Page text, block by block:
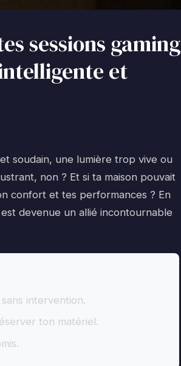
sessions gaming
et
soudain, une lumière trop vive ou
non ? Et si ta maison pouvait
confort et tes performances ? En
devenue un allié incontournable
intervention.
ton matériel.